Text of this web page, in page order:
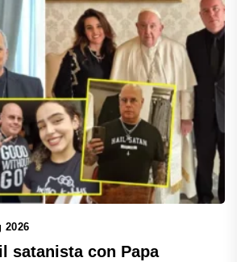
2026
satanista con Papa